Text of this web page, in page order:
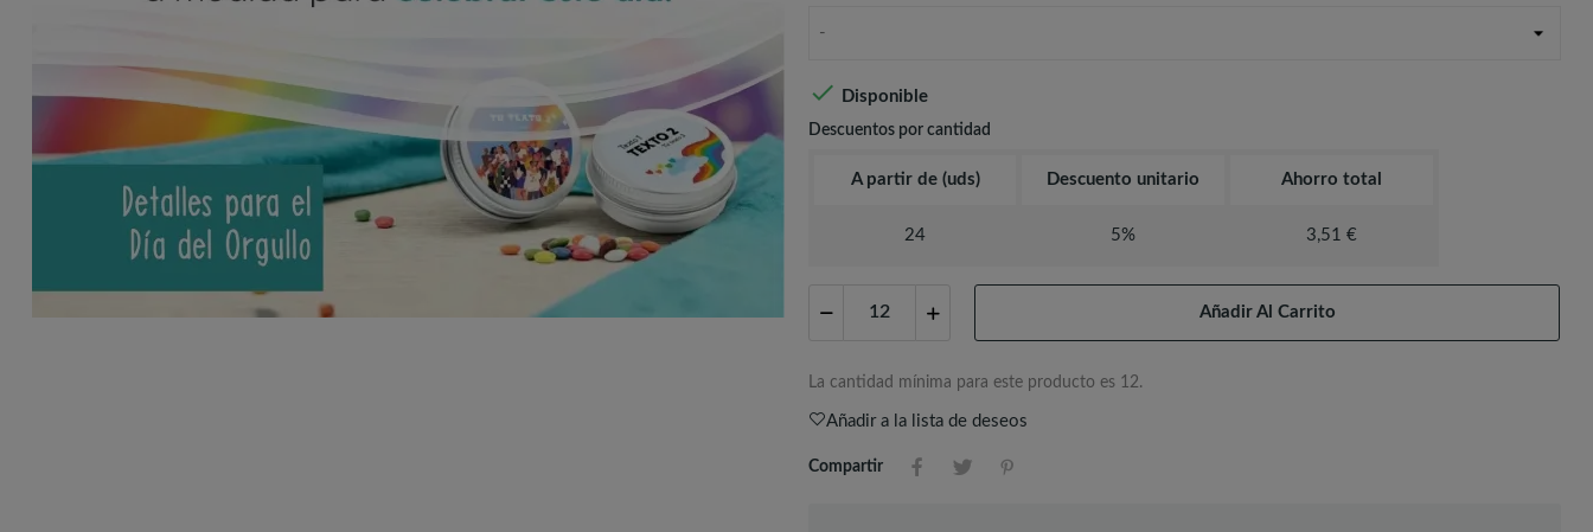
-
 Disponible
Descuentos por cantidad
A partir de (uds) Descuento unitario Ahorro total
24 5% 3,51 €
Añadir Al Carrito
La cantidad mínima para este producto es 12.
Añadir a la lista de deseos
Compartir